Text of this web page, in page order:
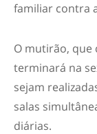
familiar contra
O mutirão, que
terminará na
sejam
salas
diárias.